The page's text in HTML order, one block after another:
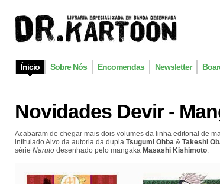
Ínicio Sobre Nós Encomendas Newsletter
Novidades Devir -
Acabaram de chegar mais dois volumes da linha editorial de
intitulado Alvo da autoria da dupla Tsugumi Ohba & Takeshi
série Naruto desenhado pelo mangaka Masashi Kishimoto.